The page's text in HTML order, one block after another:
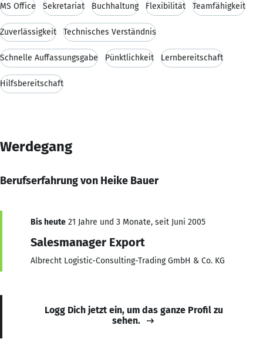
MS Office Sekretariat Buchhaltung Flexibilität Teamfähigkeit
Zuverlässigkeit Technisches Verständnis
Schnelle Auffassungsgabe Pünktlichkeit Lernbereitschaft
Hilfsbereitschaft
Werdegang
Berufserfahrung von Heike Bauer
Bis heute 21 Jahre und 3 Monate, seit Juni 2005
Salesmanager Export
Albrecht Logistic-Consulting-Trading GmbH & Co. KG
Logg Dich jetzt ein, um das ganze Profil zu
sehen.